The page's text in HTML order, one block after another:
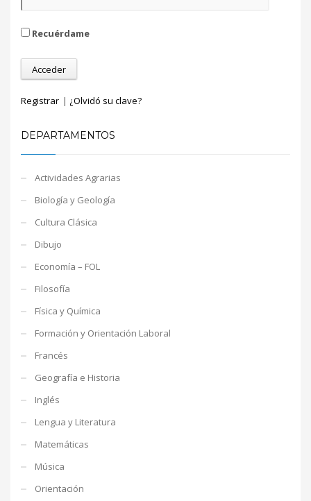
Recuérdame
Registrar | ¿Olvidó su clave?
DEPARTAMENTOS
Actividades Agrarias
Biología y Geología
Cultura Clásica
Dibujo
Economía – FOL
Filosofía
Física y Química
Formación y Orientación Laboral
Francés
Geografía e Historia
Inglés
Lengua y Literatura
Matemáticas
Música
Orientación